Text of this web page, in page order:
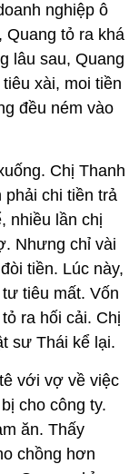
nghiệp ô
Quang tỏ ra khá
lâu sau, Quang
xài, moi tiền
đều ném vào
Chị Thanh
phải chi tiền trả
nhiều lần chị
Nhưng chỉ vài
tiền. Lúc này,
tiêu mất. Vốn
ra hối cải. Chị
sư Thái kể lại.
với vợ về việc
cho công ty.
ăn. Thấy
chồng hơn